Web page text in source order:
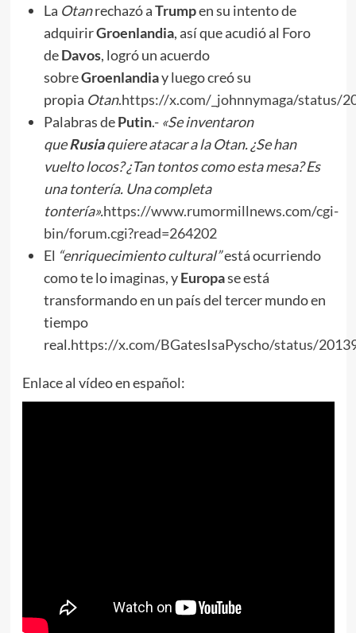
La Otanrechazó aTrumpen su intento de
adquirirGroenlandia, así que acudió al Foro
deDavos, logró un acuerdo
sobreGroenlandiay luego creó su
propia Otan.https://x.com/_johnnymaga/status/
Palabras dePutin.- «Se inventaron
queRusiaquiere atacar a la Otan. ¿Se han
vuelto locos? ¿Tan tontos como esta mesa? Es
una tontería. Una completa
tontería».https://www.rumormillnews.com/cgi-
bin/forum.cgi?read=264202
El “enriquecimiento cultural”está ocurriendo
como te lo imaginas, yEuropase está
transformando en un país del tercer mundo en
tiempo
real.https://x.com/BGatesIsaPyscho/status/
Enlace al vídeo en español: